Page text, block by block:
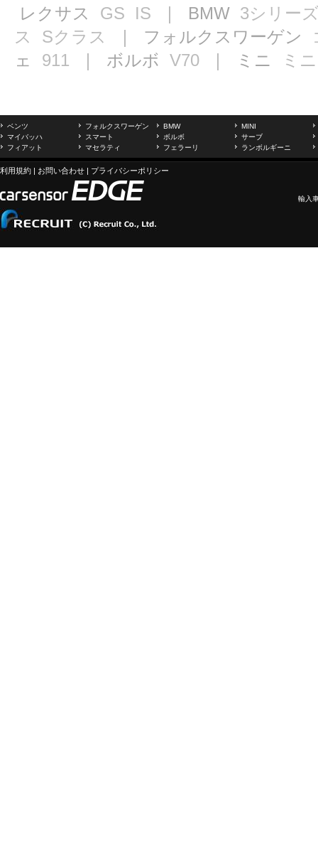
レクサス GS IS ｜ BMW 3シリー
ス
Sクラス ｜ フォルクスワーゲン
ェ 911 ｜ ボルボ V70 ｜ ミニ ミニ
ベンツ フォルクスワーゲン BMW
MINI
マイバッハ
スマート ボルボ
サーブ
フィアット
マセラティ フェラーリ ランボルギーニ
利用規約 | お問い合わせ | プライバシーポリシー
輸入